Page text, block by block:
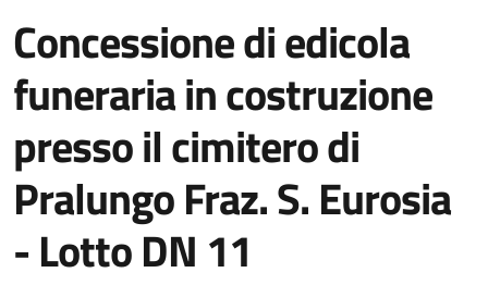
Concessione di edicola
funeraria in costruzione
presso il cimitero di
Pralungo Fraz. S. Eurosia
- Lotto DN 11